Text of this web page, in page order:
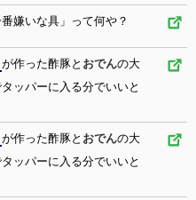
嫌いな具」って何や？
が作った酢豚と おでんの大
ッパーに入る分でいいと
が作った酢豚と おでんの大
ッパーに入る分でいいと